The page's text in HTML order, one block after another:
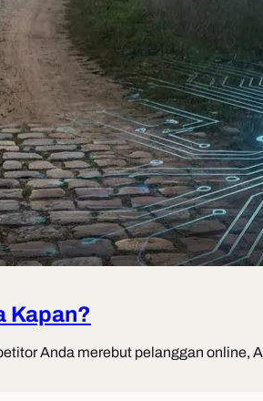
Kapan?
Anda merebut pelanggan online,